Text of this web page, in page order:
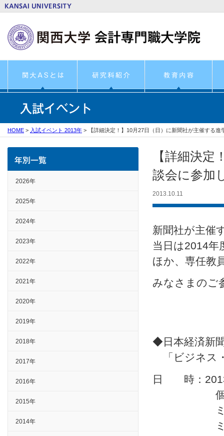
HOME > 入試イベント 2013年 > 【詳細決定！】10月27日（日）に新聞社が主催する進
【詳細決
談会に参加
2013.10.11
新聞社が主催
当日は2014年
ほか、専任教
みなさまのご
◆日本経済新
「ビジネス
日 時：2013
個別相
ミニ講
ミニ講義
2026年
2025年
2024年
2023年
2022年
2021年
2020年
2019年
2018年
2017年
2016年
2015年
2014年